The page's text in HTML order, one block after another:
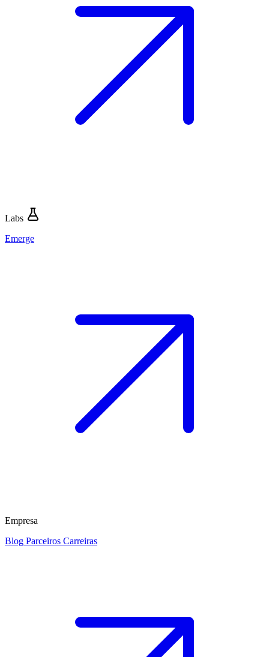
Labs
Emerge
Empresa
Blog Parceiros Carreiras